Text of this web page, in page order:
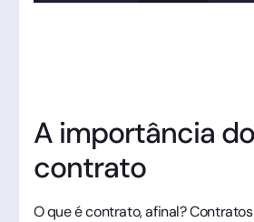
A importância do
contrato
O que é contrato, afinal?